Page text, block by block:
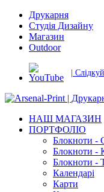
Друкарня
Студія Дизайну
Магазин
Outdoor
|
НАШ МАГАЗИН
ПОРТФОЛІО
Блокноти -
Блокноти -
Блокноти -
Календарі
Карти